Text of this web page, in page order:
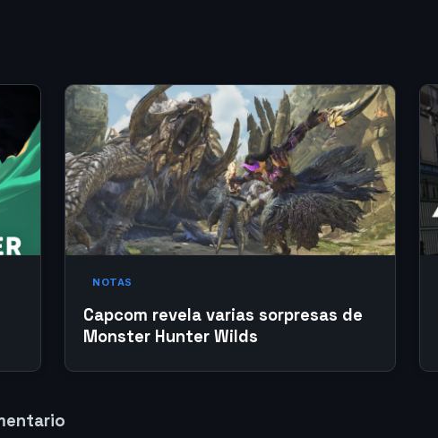
NOTAS
Capcom revela varias sorpresas de
Monster Hunter Wilds